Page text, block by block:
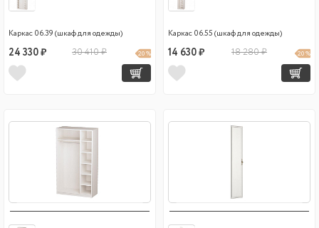
Каркас 06.39 (шкаф для одежды)
24 330 ₽ 30 410 ₽ 20 %
Каркас 06.55 (шкаф для одежды)
14 630 ₽ 18 280 ₽ 20 %